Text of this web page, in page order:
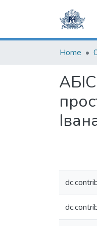
Home